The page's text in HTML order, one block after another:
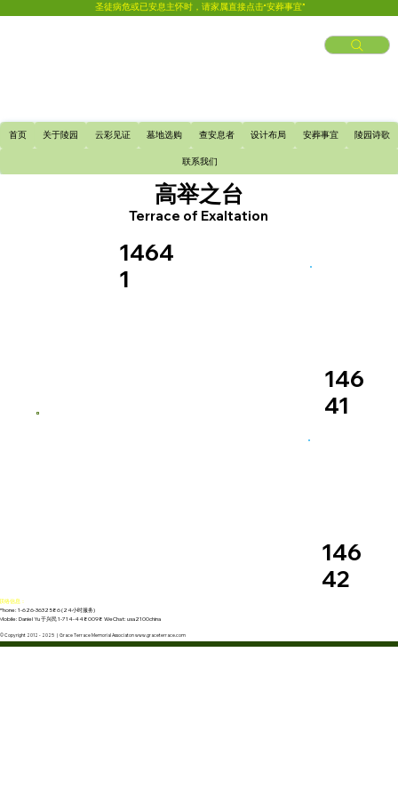
圣徒病危或已安息主怀时，请家属直接点击“安葬事宜”
首页 关于陵园 云彩见证 墓地选购 查安息者 设计布局 安葬事宜 陵园诗歌
联系我们
高举之台
Terrace of Exaltation
1464
1
146
41
146
42
联络信息：
Phone: 1-626-3632586 (24小时服务)
Mobile: Daniel Yu 于兴民 1-714-4480098 WeChat: usa2100china
© Copyright 2012 - 2025 | Grace Terrace Memorial Associaton www.graceterrace.com